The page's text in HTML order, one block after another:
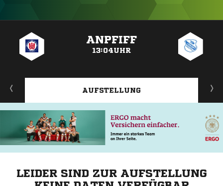
ANPFIFF
13:04UHR
AUFSTELLUNG
LEIDER SIND ZUR AUFSTELLUNG